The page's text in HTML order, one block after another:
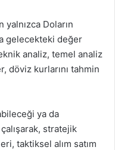
yalnızca Doların
gelecekteki değer
analiz, temel analiz
döviz kurlarını tahmin
ya da
stratejik
taktiksel alım satım